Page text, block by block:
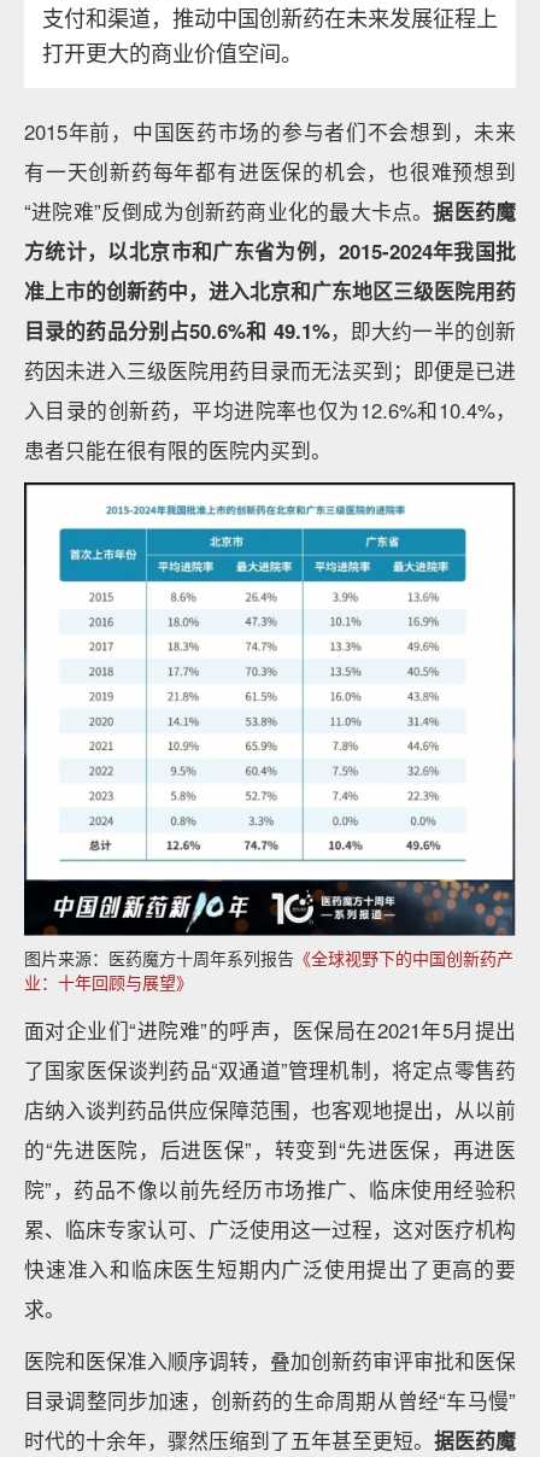
支付和渠道，推动中国创新药在未来发展征程上
打开更大的商业价值空间。
2015年前，中国医药市场的参与者们不会想到，未来
有一天创新药每年都有进医保的机会，也很难预想到
“进院难”反倒成为创新药商业化的最大卡点。据医药魔
方统计，以北京市和广东省为例，2015-2024年我国批
准上市的创新药中，进入北京和广东地区三级医院用药
目录的药品分别占50.6%和 49.1%，即大约一半的创新
药因未进入三级医院用药目录而无法买到；即便是已进
入目录的创新药，平均进院率也仅为12.6%和10.4%，
患者只能在很有限的医院内买到。
图片来源：医药魔方十周年系列报告 《全球视野下的中国创新药产
业：十年回顾与展望》
面对企业们“进院难”的呼声，医保局在2021年5月提出
了国家医保谈判药品“双通道”管理机制，将定点零售药
店纳入谈判药品供应保障范围，也客观地提出，从以前
的“先进医院，后进医保”，转变到“先进医保，再进医
院”，药品不像以前先经历市场推广、临床使用经验积
累、临床专家认可、广泛使用这一过程，这对医疗机构
快速准入和临床医生短期内广泛使用提出了更高的要
求。
医院和医保准入顺序调转，叠加创新药审评审批和医保
目录调整同步加速，创新药的生命周期从曾经“车马慢”
时代的十余年，骤然压缩到了五年甚至更短。 据医药魔